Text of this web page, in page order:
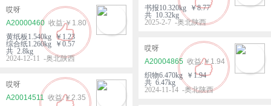
书报10.320kg ￥8.77
共 10.32kg
2025-2-7 -奥北陕西
哎呀
A20000460
￥1.80
黄纸板1.540kg ￥1.23
综合纸1.260kg ￥0.57
共 2.8kg
2024-12-11 -奥北陕西
哎呀
A20004865
￥1.94
织物6.470kg ￥1.94
共 6.47kg
2024-11-14 -奥北陕西
哎呀
A20014511
￥2.35